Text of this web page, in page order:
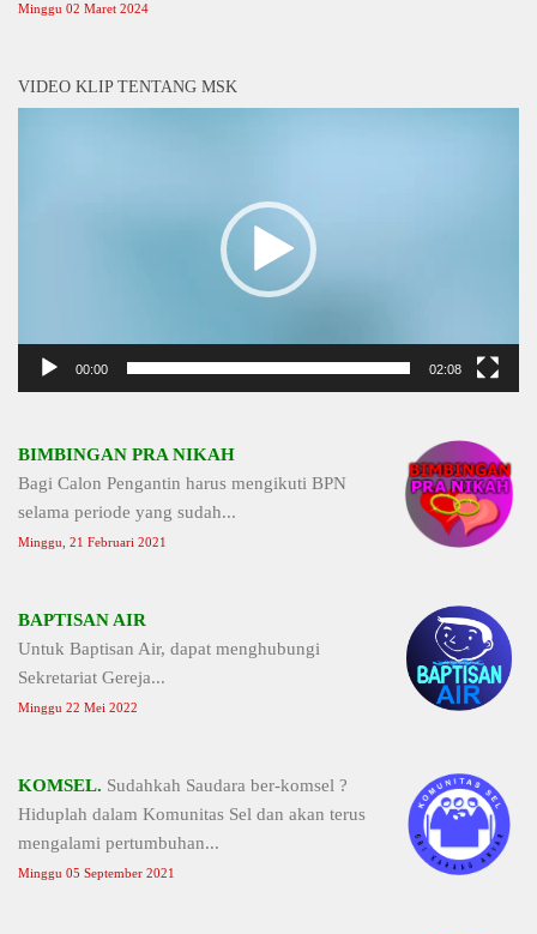
Minggu 02 Maret 2024
VIDEO KLIP TENTANG MSK
00:00 02:08
BIMBINGAN PRA NIKAH
Bagi Calon Pengantin harus mengikuti BPN
selama periode yang sudah...
Minggu, 21 Februari 2021
BAPTISAN AIR
Untuk Baptisan Air, dapat menghubungi
Sekretariat Gereja...
Minggu 22 Mei 2022
KOMSEL. Sudahkah Saudara ber-komsel ?
Hiduplah dalam Komunitas Sel dan akan terus
mengalami pertumbuhan...
Minggu 05 September 2021